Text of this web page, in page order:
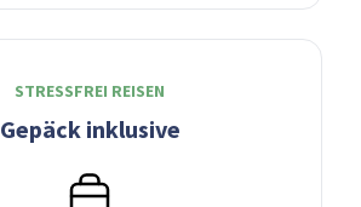
STRESSFREI REISEN
Gepäck inklusive